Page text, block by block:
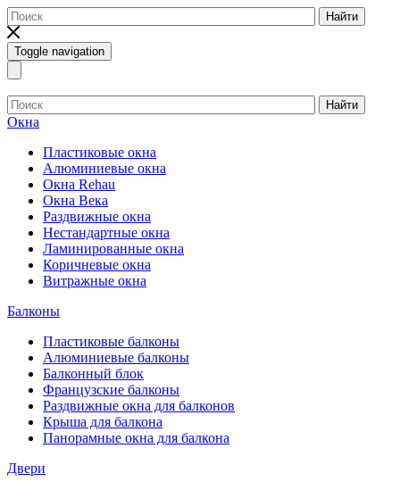
Найти
Toggle navigation
Найти
Окна
Пластиковые окна
Алюминиевые окна
Окна Rehau
Окна Века
Раздвижные окна
Нестандартные окна
Ламинированные окна
Коричневые окна
Витражные окна
Балконы
Пластиковые балконы
Алюминиевые балконы
Балконный блок
Французские балконы
Раздвижные окна для балконов
Крыша для балкона
Панорамные окна для балкона
Двери